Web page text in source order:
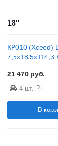
18''
КР010 (Xceed)
7,5x18/5x114,3
21 470 руб.
4 шт. ?
В